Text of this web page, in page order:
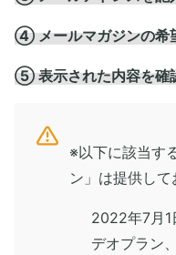
④ メールマガジンの希
⑤ 表示された内容を確
※以下に該当す
ン」は提供して
2022年7月1
デオプラン